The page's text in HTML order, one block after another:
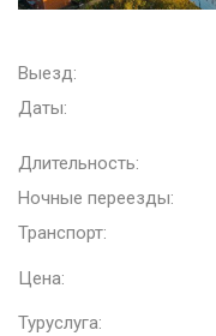
Выезд:
Даты:
Длительность:
Ночные переезды:
Транспорт:
Цена:
Туруслуга: